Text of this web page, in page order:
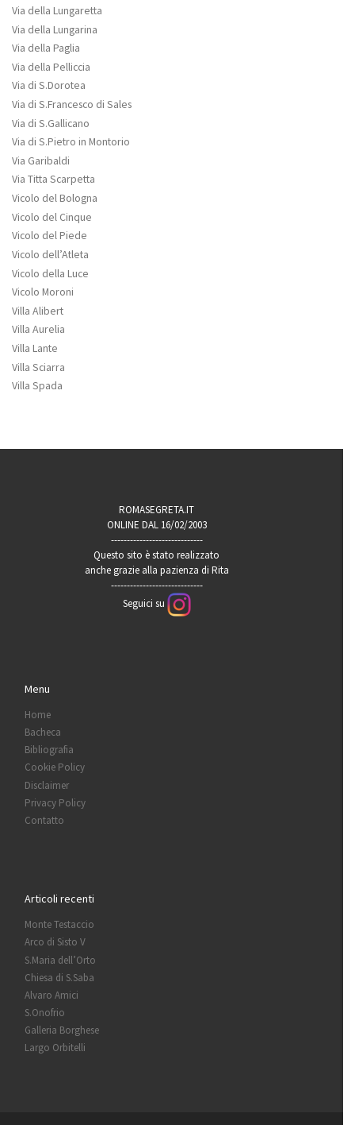
Via della Lungaretta
Via della Lungarina
Via della Paglia
Via della Pelliccia
Via di S.Dorotea
Via di S.Francesco di Sales
Via di S.Gallicano
Via di S.Pietro in Montorio
Via Garibaldi
Via Titta Scarpetta
Vicolo del Bologna
Vicolo del Cinque
Vicolo del Piede
Vicolo dell’Atleta
Vicolo della Luce
Vicolo Moroni
Villa Alibert
Villa Aurelia
Villa Lante
Villa Sciarra
Villa Spada
ROMASEGRETA.IT
ONLINE DAL 16/02/2003
-----------------------------
Questo sito è stato realizzato
anche grazie alla pazienza di Rita
-----------------------------
Seguici su
Menu
Home
Bacheca
Bibliografia
Cookie Policy
Disclaimer
Privacy Policy
Contatto
Articoli recenti
Monte Testaccio
Arco di Sisto V
S.Maria dell’Orto
Chiesa di S.Saba
Alvaro Amici
S.Onofrio
Galleria Borghese
Largo Orbitelli